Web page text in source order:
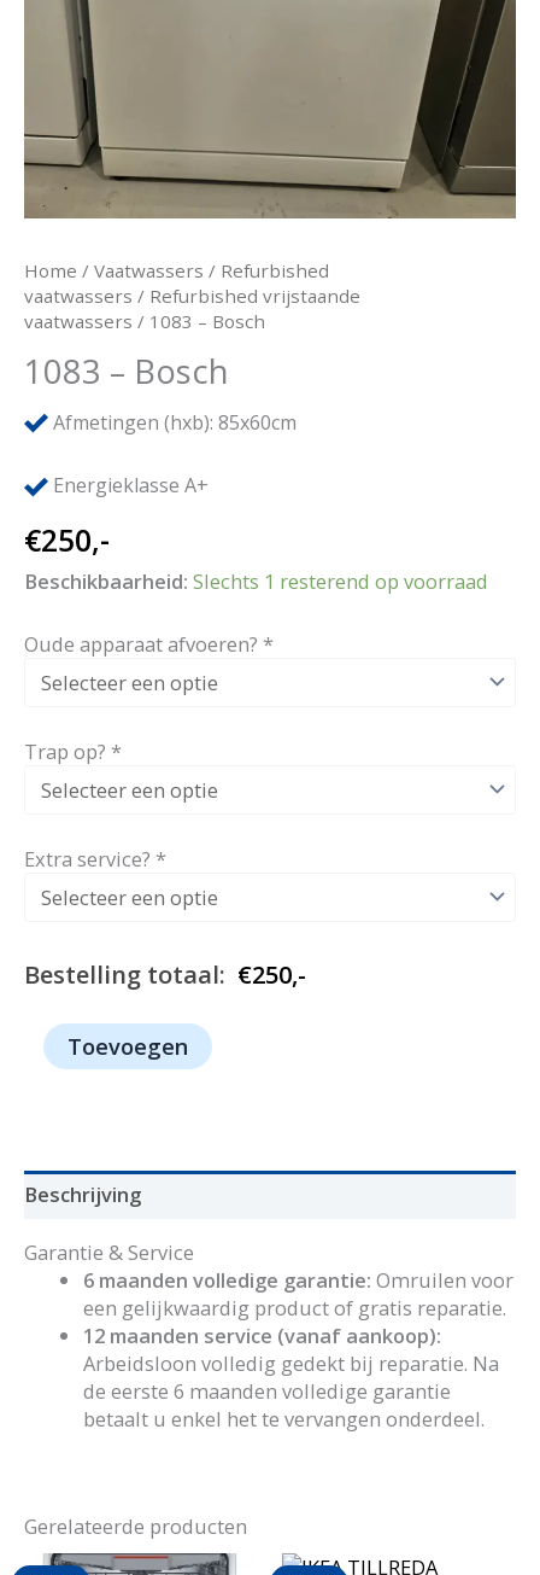
Home / Vaatwassers / Refurbished
vaatwassers / Refurbished vrijstaande
vaatwassers / 1083 – Bosch
1083 – Bosch
Afmetingen (hxb): 85x60cm
Energieklasse A+
€250,-
Beschikbaarheid: Slechts 1 resterend op voorraad
Oude apparaat afvoeren? *
Trap op? *
Extra service? *
Bestelling totaal: €250,-
1083 Toevoegen
Beschrijving
Garantie & Service
6 maanden volledige garantie: Omruilen voor
een gelijkwaardig product of gratis reparatie.
12 maanden service (vanaf aankoop):
Arbeidsloon volledig gedekt bij reparatie. Na
de eerste 6 maanden volledige garantie
betaalt u enkel het te vervangen onderdeel.
Gerelateerde producten